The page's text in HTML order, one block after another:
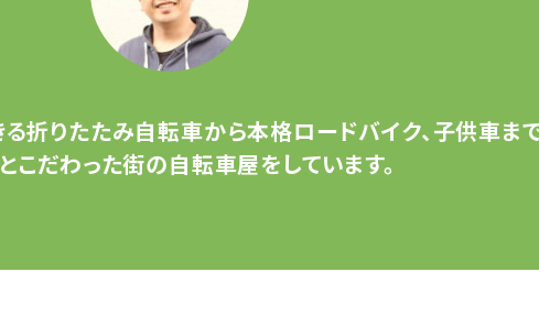
る折りたたみ自転車から本格ロードバイク、子供車まで
こだわった街の自転車屋をしています。